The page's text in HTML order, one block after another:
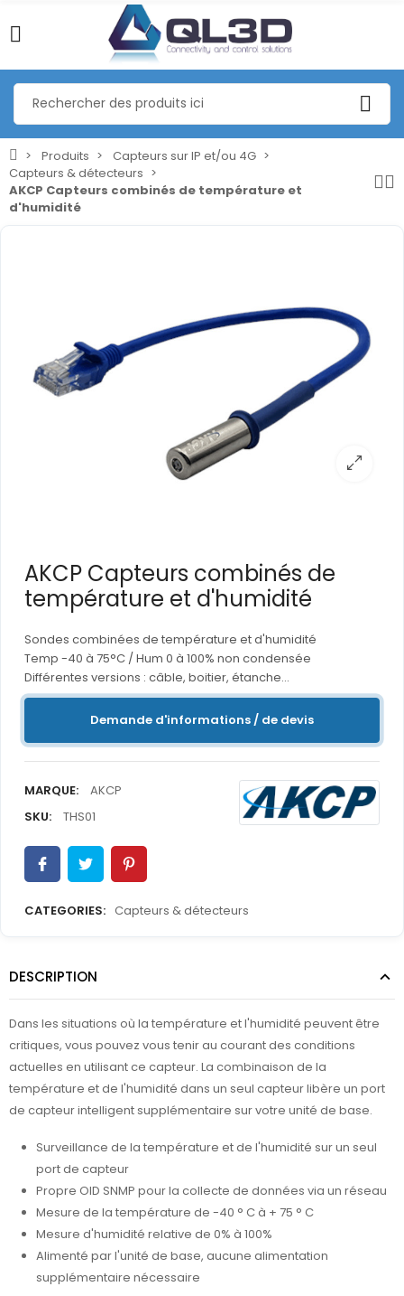
Produits
Capteurs sur IP et/ou 4G
Capteurs & détecteurs
AKCP Capteurs combinés de température et
d'humidité
AKCP Capteurs combinés de
température et d'humidité
Sondes combinées de température et d'humidité
Temp -40 à 75°C / Hum 0 à 100% non condensée
Différentes versions : câble, boitier, étanche...
Demande d'informations / de devis
MARQUE:
AKCP
SKU:
THS01
CATEGORIES: Capteurs & détecteurs
DESCRIPTION
Dans les situations où la température et l'humidité peuvent être
critiques, vous pouvez vous tenir au courant des conditions
actuelles en utilisant ce capteur. La combinaison de la
température et de l'humidité dans un seul capteur libère un port
de capteur intelligent supplémentaire sur votre unité de base.
Surveillance de la température et de l'humidité sur un seul
port de capteur
Propre OID SNMP pour la collecte de données via un réseau
Mesure de la température de -40 ° C à + 75 ° C
Mesure d'humidité relative de 0% à 100%
Alimenté par l'unité de base, aucune alimentation
supplémentaire nécessaire